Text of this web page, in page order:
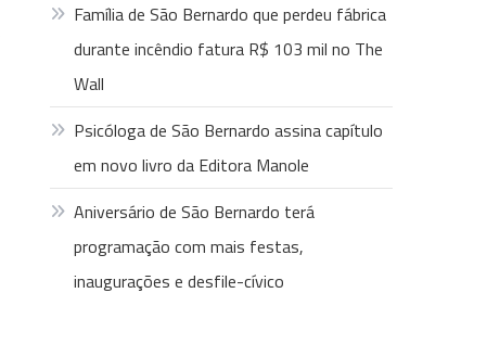
Família de São Bernardo que perdeu fábrica
durante incêndio fatura R$ 103 mil no The
Wall
Psicóloga de São Bernardo assina capítulo
em novo livro da Editora Manole
Aniversário de São Bernardo terá
programação com mais festas,
inaugurações e desfile-cívico